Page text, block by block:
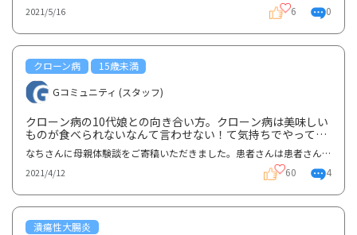
2021/5/16 6 0
クローン病
15歳未満
Gコミュニティ (スタッフ)
クローン病の10代娘との向き合い方。クローン病は美味しい
ものが食べられないなんて言わせない！て気持ちでやってま
す‪(*ˊᵕˋ* )(なちさん)
なちさんに母親体験談をご寄稿いただきました。患者さんは患者さんの、母親は母親の悩みがあると思いま...
2021/4/12 60 4
潰瘍性大腸炎